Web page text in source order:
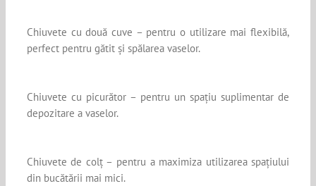
Chiuvete cu două cuve – pentru o utilizare mai flexibilă,
perfect pentru gătit și spălarea vaselor.
Chiuvete cu picurător – pentru un spațiu suplimentar de
depozitare a vaselor.
Chiuvete de colț – pentru a maximiza utilizarea spațiului
din bucătării mai mici.